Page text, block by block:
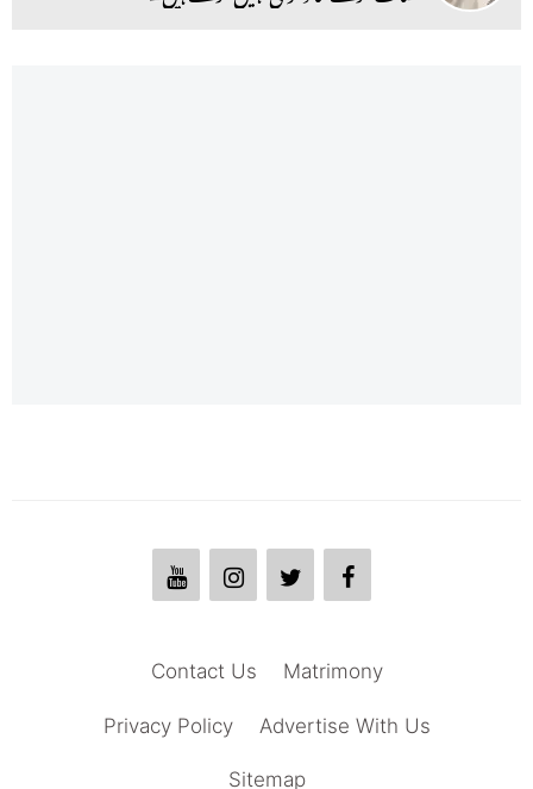
Matrimony
Contact Us
Advertise With Us
Privacy Policy
Sitemap